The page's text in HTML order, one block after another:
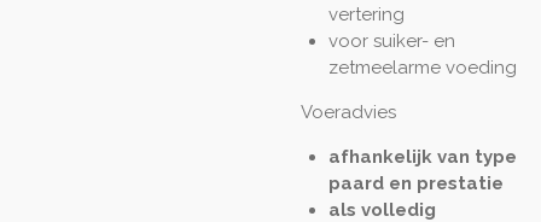
vertering
voor suiker- en
zetmeelarme voeding
Voeradvies
afhankelijk van type
paard en prestatie
als volledig